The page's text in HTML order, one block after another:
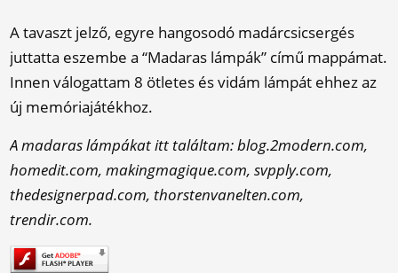
A tavaszt jelző, egyre hangosodó madárcsicsergés
juttatta eszembe a “Madaras lámpák” című mappámat.
Innen válogattam 8 ötletes és vidám lámpát ehhez az
új memóriajátékhoz.
A madaras lámpákat itt találtam: blog.2modern.com,
homedit.com, makingmagique.com, svpply.com,
thedesignerpad.com, thorstenvanelten.com,
trendir.com.